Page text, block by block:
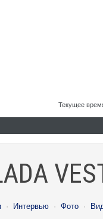
Текущее
· Интервью · Фото ·